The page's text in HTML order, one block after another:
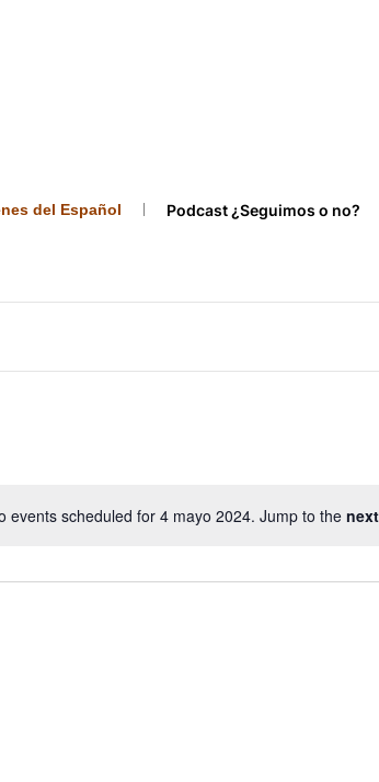
del Español Podcast ¿Seguimos o no?
events scheduled for 4 mayo 2024. Jump to the